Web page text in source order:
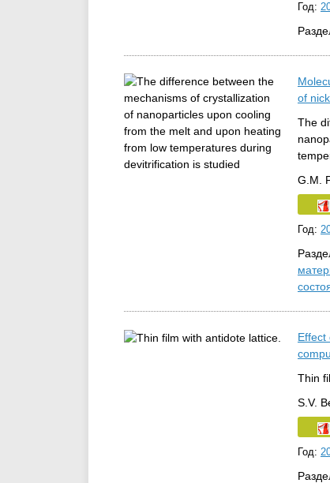
Год:
of
The
G.M.
Год:
Effect
Thin
S.V.
Год: